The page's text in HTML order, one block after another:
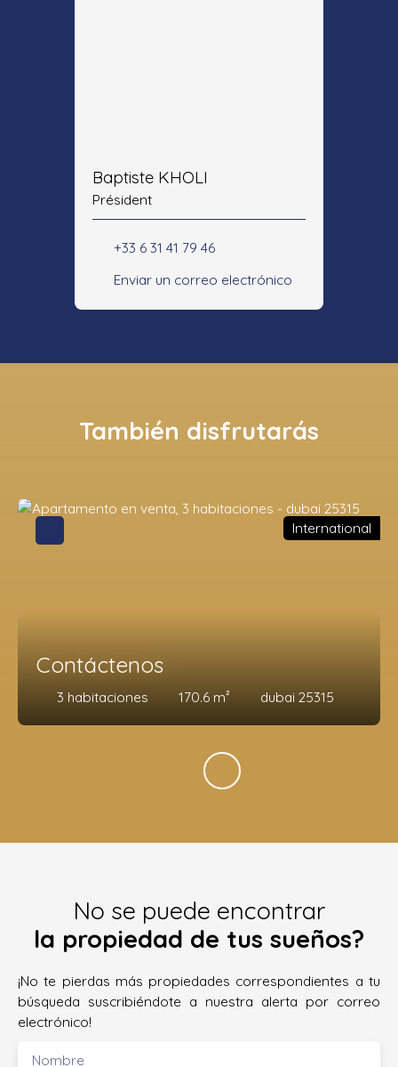
Baptiste KHOLI
Président
+33 6 31 41 79 46
Enviar un correo electrónico
También disfrutarás
Contáctenos
3 habitaciones 170.6 m² dubai 25315
International
No se puede encontrar
la propiedad de tus sueños?
¡No te pierdas más propiedades correspondientes a tu
búsqueda suscribiéndote a nuestra alerta por correo
electrónico!
Nombre